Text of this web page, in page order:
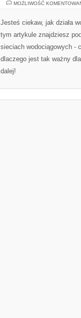
MOŻLIWOŚĆ
Jesteś ciekaw, jak działa
tym artykule znajdziesz
sieciach wodociągowych -
dlaczego jest tak ważny
dalej!